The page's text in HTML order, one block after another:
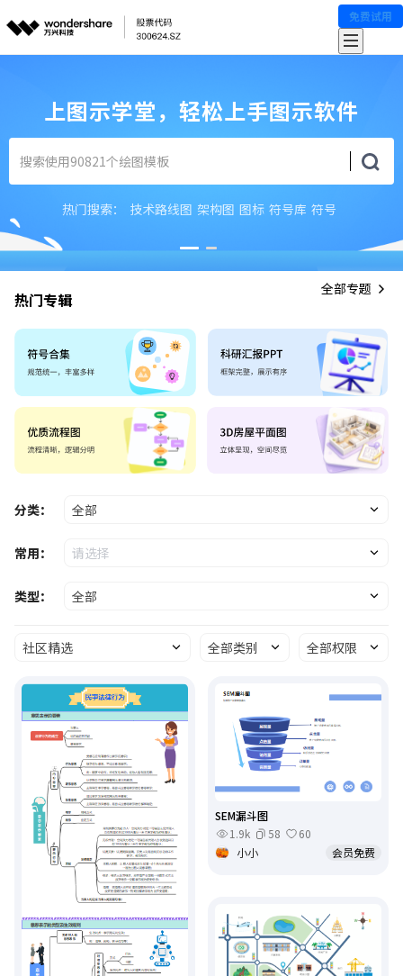
免费试用
上图示学堂，轻松上手图示软件
热门搜索： 技术路线图 架构图 图标 符号库 符号
热门专辑
全部专题
分类： 全部
常用： 请选择
类型： 全部
社区精选 全部类别 全部权限
SEM漏斗图
1.9k
58
60
小小
会员免费